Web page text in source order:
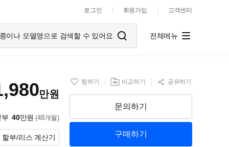
로그인 회원가입 고객센터
이나 모델명으로 검색할 수 있어요 전체메뉴
만원
부 40만원 (48개월)
할부/리스 계산기
찜하기 비교하기 공유하기
문의하기
구매하기